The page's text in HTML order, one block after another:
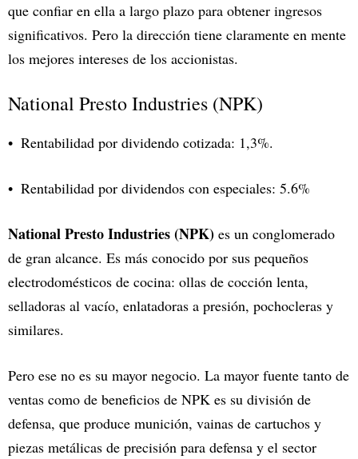
que confiar en ella a largo plazo para obtener ingresos
significativos. Pero la dirección tiene claramente en mente
los mejores intereses de los accionistas.
National Presto Industries (NPK)
Rentabilidad por dividendo cotizada: 1,3%.
Rentabilidad por dividendos con especiales: 5.6%
National Presto Industries (NPK) es un conglomerado
de gran alcance. Es más conocido por sus pequeños
electrodomésticos de cocina: ollas de cocción lenta,
selladoras al vacío, enlatadoras a presión, pochocleras y
similares.
Pero ese no es su mayor negocio. La mayor fuente tanto de
ventas como de beneficios de NPK es su división de
defensa, que produce munición, vainas de cartuchos y
piezas metálicas de precisión para defensa y el sector